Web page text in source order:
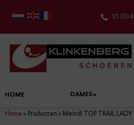
31
HOME DAMES
Home » Producten » Meindl TOP TRAIL